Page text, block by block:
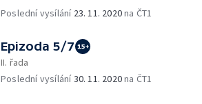
Poslední vysílání 23. 11. 2020na ČT1
Epizoda 5/7
II. řada
Poslední vysílání30. 11. 2020na ČT1